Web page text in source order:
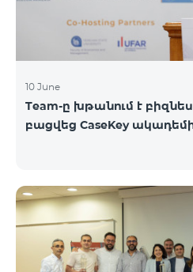
10 June
Team-ը խթանում է բիզնես
բացվեց CaseKey